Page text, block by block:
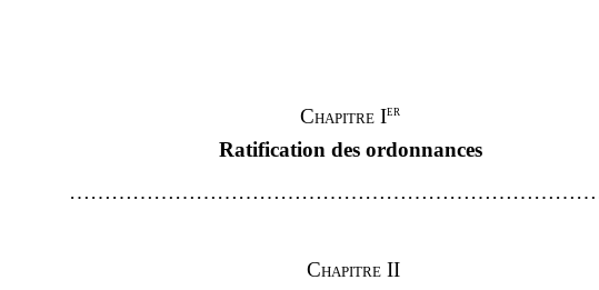
Chapitre Ier
Ratification des ordonnances
Chapitre II